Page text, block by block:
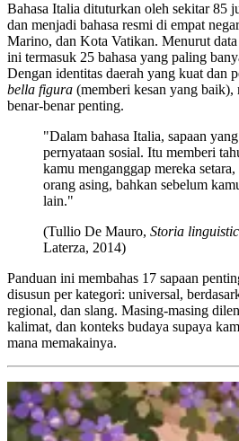
Bahasa Italia dituturkan oleh sekitar 85
dan menjadi bahasa resmi di empat
Marino, dan Kota Vatikan. Menurut
ini termasuk 25 bahasa yang paling
Dengan identitas daerah yang kuat dan
bella figura (memberi kesan yang baik),
benar-benar penting.
"Dalam bahasa Italia, sapaan
pernyataan sosial. Itu memberi
kamu menganggap mereka
orang asing, bahkan sebelum
lain."
(Tullio De Mauro, Storia
Laterza, 2014)
Panduan ini membahas 17 sapaan
disusun per kategori: universal,
regional, dan slang. Masing-masing
kalimat, dan konteks budaya supaya
mana memakainya.